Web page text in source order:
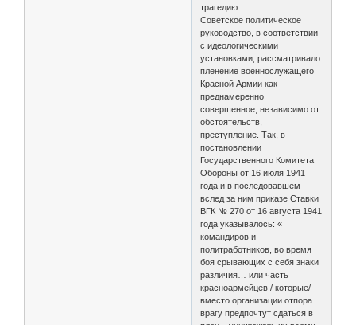
трагедию.
Советское политическое
руководство, в соответствии
с идеологическими
установками, рассматривало
пленение военнослужащего
Красной Армии как
преднамеренно
совершенное, независимо от
обстоятельств,
преступление. Так, в
постановлении
Государственного Комитета
Обороны от 16 июля 1941
года и в последовавшем
вслед за ним приказе Ставки
ВГК № 270 от 16 августа 1941
года указывалось: «
командиров и
политработников, во время
боя срывающих с себя знаки
различия… или часть
красноармейцев / которые/
вместо организации отпора
врагу предпочтут сдаться в